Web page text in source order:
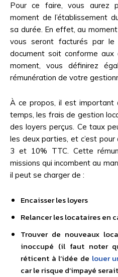
Pour ce faire, vous aurez
moment de l’établissement
sa durée. En effet, au
vous seront facturés par le
document soit conforme
moment, vous définirez
rémunération de votre
À ce propos, il est important
temps, les frais de gestion
des loyers perçus. Ce taux
les deux parties, et c’est
3 et 10% TTC. Cette
missions qui incombent au
il peut se charger de :
Encaisser les loyers
Relancer les locataires en
Trouver de nouveaux
inoccupé (il faut noter
réticent à l’idée de louer
car le risque d’impayé